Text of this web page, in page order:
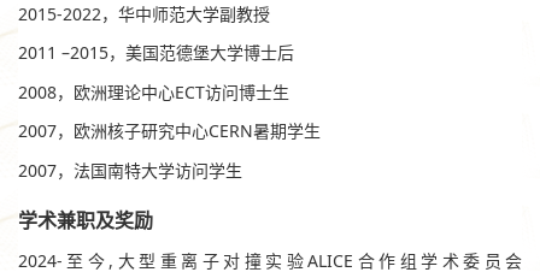
2015-2022，华中师范大学副教授
2011 –2015，美国范德堡大学博士后
2008，欧洲理论中心ECT访问博士生
2007，欧洲核子研究中心CERN暑期学生
2007，法国南特大学访问学生
学术兼职及奖励
2024-至今,大型重离子对撞实验ALICE合作组学术委员会